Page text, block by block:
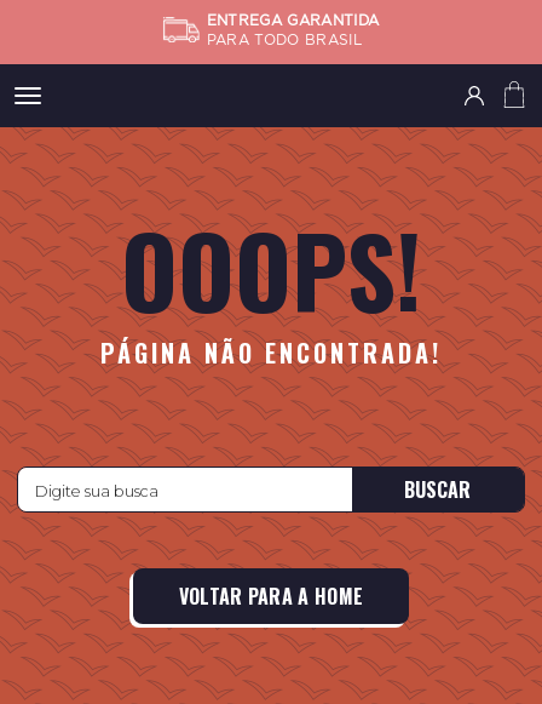
ENTREGA GARANTIDA
PARA TODO BRASIL
OOOPS!
PÁGINA NÃO ENCONTRADA!
BUSCAR
VOLTAR PARA A HOME